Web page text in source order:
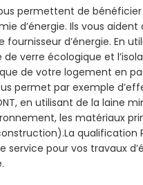
permettent de
d’énergie. Ils vous aident
d’énergie. En
verre écologique et
de votre logement en
permet par exemple
en utilisant de la laine
les matériaux
qualification
service pour vos travaux